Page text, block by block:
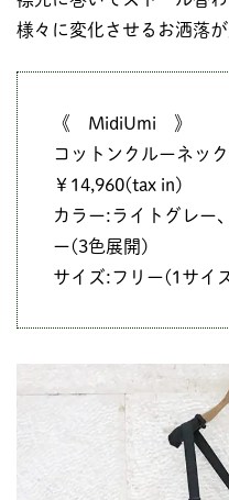
様々に変化させるお洒落
《 MidiUmi 》
コットンクルーネッ
￥14,960(tax in)
カラー:ライトグレー
ー(3色展開)
サイズ:フリー(1サイ